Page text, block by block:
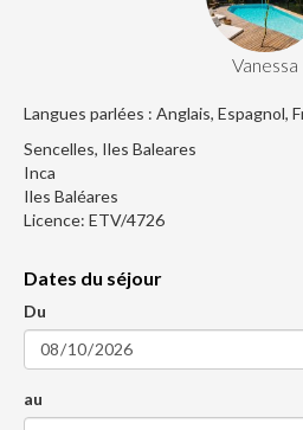
Vanessa
Langues parlées : Anglais, Espagnol,
Sencelles, Iles Baleares
Inca
Iles Baléares
Licence: ETV/4726
Dates du séjour
Du
au